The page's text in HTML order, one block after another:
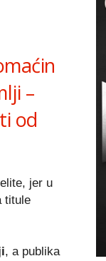
–
od
jer u
titule
, a publika